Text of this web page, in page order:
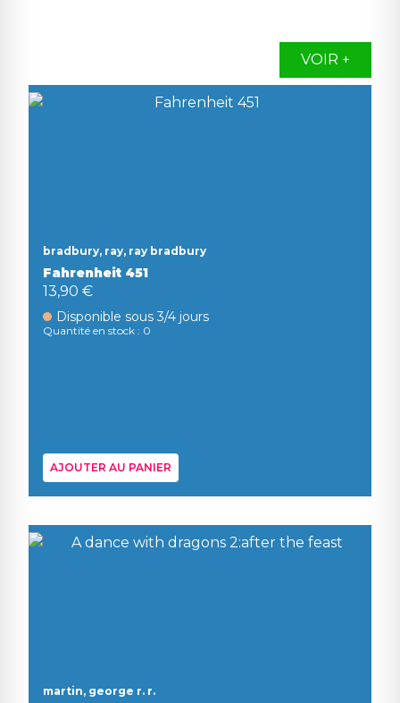
VOIR +
bradbury, ray, ray bradbury
Fahrenheit 451
13,90 €
Disponible sous 3/4 jours
Quantité en stock : 0
AJOUTER AU PANIER
martin, george r. r.